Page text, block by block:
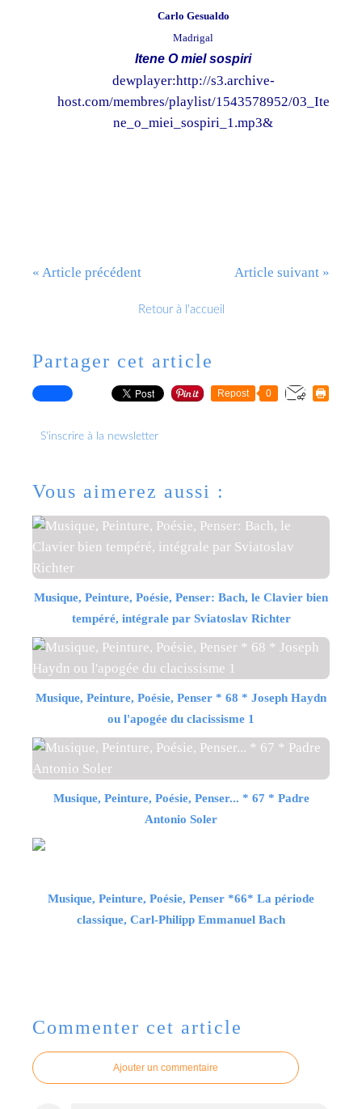
Carlo Gesualdo
Madrigal
Itene O miel sospiri
dewplayer:http://s3.archive-
host.com/membres/playlist/1543578952/03_Ite
ne_o_miei_sospiri_1.mp3&
« Article précédent Article suivant »
Retour à l'accueil
Partager cet article
Repost 0
S'inscrire à la newsletter
Vous aimerez aussi :
Musique, Peinture, Poésie, Penser: Bach, le Clavier bien
tempéré, intégrale par Sviatoslav Richter
Musique, Peinture, Poésie, Penser * 68 * Joseph Haydn
ou l'apogée du clacissisme 1
Musique, Peinture, Poésie, Penser... * 67 * Padre
Antonio Soler
Musique, Peinture, Poésie, Penser *66* La période
classique, Carl-Philipp Emmanuel Bach
Commenter cet article
Ajouter un commentaire